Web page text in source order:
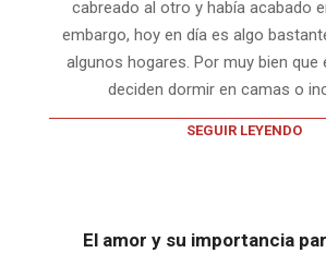
cabreado al otro y había acabado
embargo, hoy en día es algo
algunos hogares. Por muy bien que
deciden dormir en camas o
SEGUIR LEYENDO
El amor y su importancia